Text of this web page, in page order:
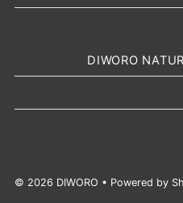
DIWORO
© 2026 DIWORO • Powered by